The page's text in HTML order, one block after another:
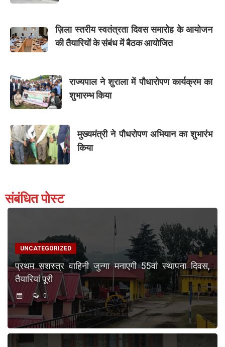
ज़िला स्तरीय स्वतंत्रता दिवस समारोह के आयोजन
की तैयारियों के संबंध में बैठक आयोजित
राज्यपाल ने शुराला में पौधारोपण कार्यक्रम का
शुभारम्भ किया
मुख्यमंत्री ने पौधरोपण अभियान का शुभारंभ
किया
संबंधित पोस्ट
UNCATEGORIZED
प्रथम सशस्त्र वाहिनी जुन्गा मनाएगी 55वां स्थापना दिवस,
तैयारियां पूरी
0